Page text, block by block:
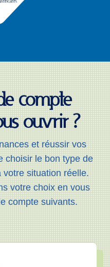
compte
ouvrir ?
et réussir vos
choisir le bon type de
situation réelle.
votre choix en vous
compte suivants.